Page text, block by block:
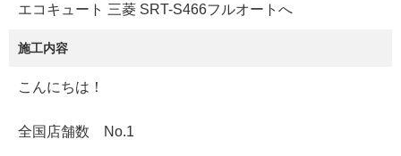
エコキュート 三菱 SRT-S466フルオートへ
施工内容
こんにちは！
全国店舗数 No.1